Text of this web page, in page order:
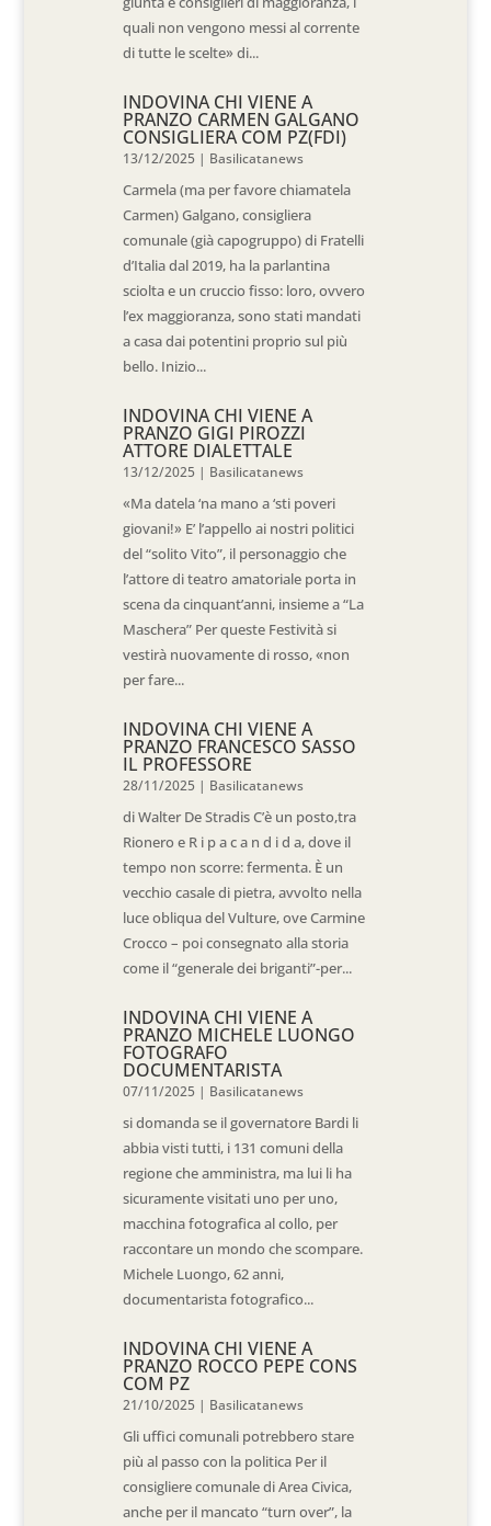
quali non vengono messi al corrente
di tutte le scelte» di...
INDOVINA CHI VIENE A
PRANZO CARMEN GALGANO
CONSIGLIERA COM PZ(FDI)
13/12/2025 | Basilicatanews
Carmela (ma per favore chiamatela
Carmen) Galgano, consigliera
comunale (già capogruppo) di Fratelli
d’Italia dal 2019, ha la parlantina
sciolta e un cruccio fisso: loro, ovvero
l’ex maggioranza, sono stati mandati
a casa dai potentini proprio sul più
bello. Inizio...
INDOVINA CHI VIENE A
PRANZO GIGI PIROZZI
ATTORE DIALETTALE
13/12/2025 | Basilicatanews
«Ma datela ‘na mano a ‘sti poveri
giovani!» E’ l’appello ai nostri politici
del “solito Vito”, il personaggio che
l’attore di teatro amatoriale porta in
scena da cinquant’anni, insieme a “La
Maschera” Per queste Festività si
vestirà nuovamente di rosso, «non
per fare...
INDOVINA CHI VIENE A
PRANZO FRANCESCO SASSO
IL PROFESSORE
28/11/2025 | Basilicatanews
di Walter De Stradis C’è un posto,tra
Rionero e R i p a c a n d i d a, dove il
tempo non scorre: fermenta. È un
vecchio casale di pietra, avvolto nella
luce obliqua del Vulture, ove Carmine
Crocco – poi consegnato alla storia
come il “generale dei briganti”-per...
INDOVINA CHI VIENE A
PRANZO MICHELE LUONGO
FOTOGRAFO
DOCUMENTARISTA
07/11/2025 | Basilicatanews
si domanda se il governatore Bardi li
abbia visti tutti, i 131 comuni della
regione che amministra, ma lui li ha
sicuramente visitati uno per uno,
macchina fotografica al collo, per
raccontare un mondo che scompare.
Michele Luongo, 62 anni,
documentarista fotografico...
INDOVINA CHI VIENE A
PRANZO ROCCO PEPE CONS
COM PZ
21/10/2025 | Basilicatanews
Gli uffici comunali potrebbero stare
più al passo con la politica Per il
consigliere comunale di Area Civica,
anche per il mancato “turn over”, la